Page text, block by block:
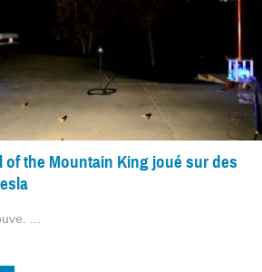
of the Mountain King joué sur des
...